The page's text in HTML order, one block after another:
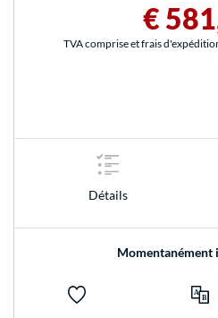
€
TVA comprise et frais
Détails
Momentanément